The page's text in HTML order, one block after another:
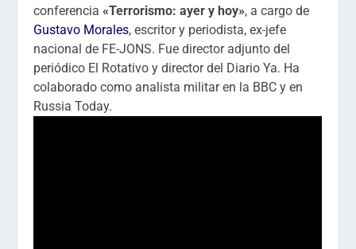
conferencia«Terrorismo: ayer y hoy», a cargo de
Gustavo Morales, escritor y periodista, ex-jefe
nacional de FE-JONS. Fue director adjunto del
periódico El Rotativo y director del Diario Ya. Ha
colaborado como analista militar en la BBC y en
Russia Today.